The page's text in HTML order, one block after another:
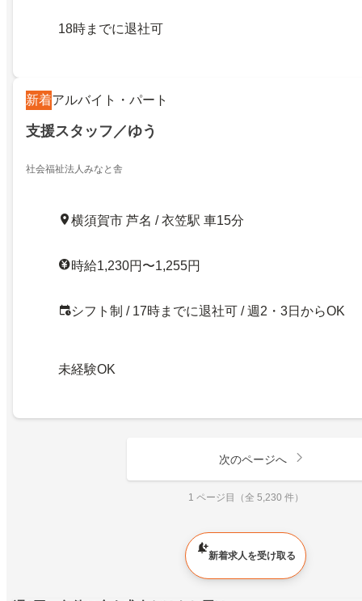
18時までに退社可
新着アルバイト・パート
支援スタッフ／ゆう
社会福祉法人みなと舎
横須賀市 芦名 / 衣笠駅 車15分
時給1,230円〜1,255円
シフト制 / 17時までに退社可 / 週2・3日からOK
未経験OK
次のページへ
1 ページ目（全 5,230 件）
新着求人を受け取る